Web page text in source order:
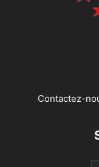
Contactez-